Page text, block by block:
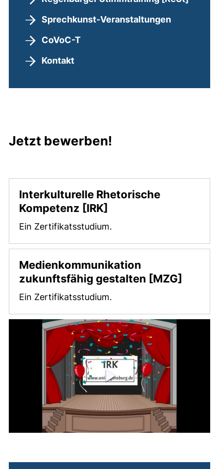
Sprechkunst-Veranstaltungen
CoVoC-T
Kontakt
Jetzt bewerben!
Interkulturelle Rhetorische
Kompetenz [IRK]
Ein Zertifikatsstudium.
Medienkommunikation
zukunftsfähig gestalten [MZG]
Ein Zertifikatsstudium.